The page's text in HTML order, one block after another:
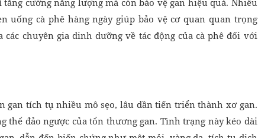
uống cà phê hàng ngày giúp bảo vệ cơ quan quan trọng
các chuyên gia dinh dưỡng về tác động của cà phê đối với
gan tích tụ nhiều mô sẹo, lâu dần tiến triển thành xơ gan.
thể đảo ngược của tổn thương gan. Tình trạng này kéo dài